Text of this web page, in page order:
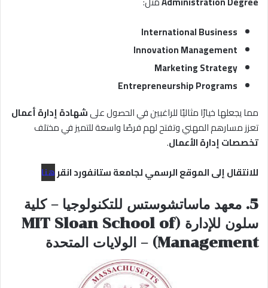
International Business
Innovation Management
Marketing Strategy
Entrepreneurship Programs
مما يجعلها خيارًا مثاليًا للراغبين في الحصول علىشهادة إدارة أعمال
تعزز مسارهم المهني وتفتح لهم فرصًا واسعة للتميز في مختلف
تخصصات إدارة الأعمال.
للانتقال إلى الموقع الرسمي لجامعة ستانفورد انقرهنا
5. معهد ماساتشوستس للتكنولوجيا – كلية
سلون للإدارة (MIT Sloan School of
Management) – الولايات المتحدة